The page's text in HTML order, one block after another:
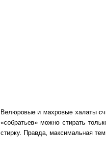
Велюровые и махровые халаты
«собратьев» можно стирать
стирку. Правда, максимальная